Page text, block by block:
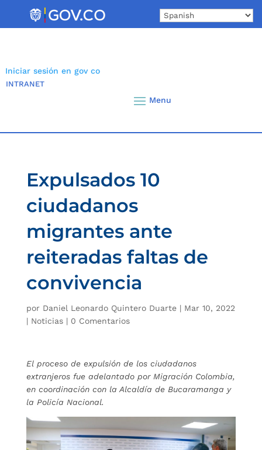
Iniciar sesión en gov co
INTRANET
Expulsados 10
ciudadanos
migrantes ante
reiteradas faltas de
convivencia
por Daniel Leonardo Quintero Duarte| Mar 10, 2022
| Noticias| 0 Comentarios
El proceso de expulsión de los ciudadanos
extranjeros fue adelantado por Migración Colombia,
en coordinación con la Alcaldía de Bucaramanga y
la Policía Nacional.